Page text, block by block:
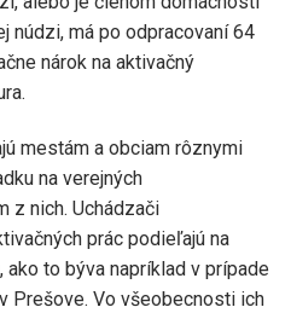
núdzi, má po odpracovaní 64
nárok na aktivačný
mestám a obciam rôznymi
na verejných
z nich. Uchádzači
prác podieľajú na
to býva napríklad v prípade
Prešove. Vo všeobecnosti ich